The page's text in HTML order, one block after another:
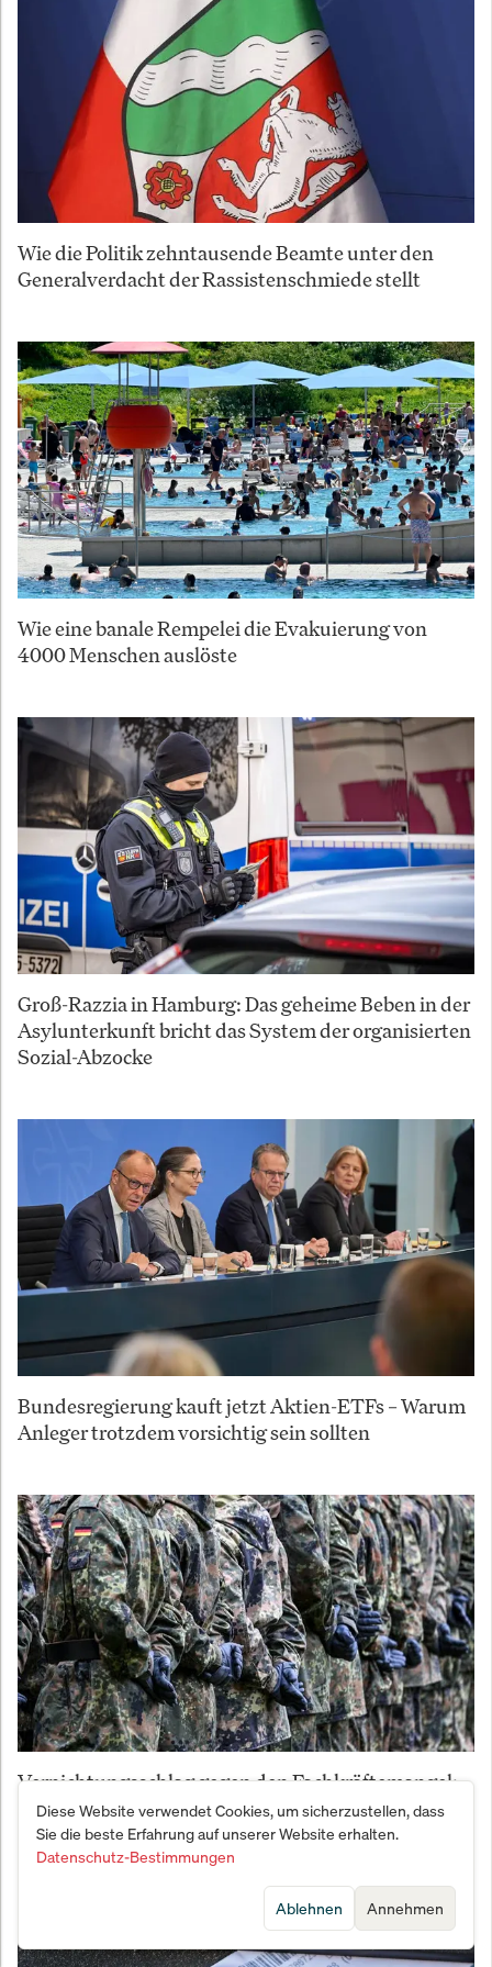
Wie die Politik zehntausende Beamte unter den
Generalverdacht der Rassistenschmiede stellt
Wie eine banale Rempelei die Evakuierung von
4000 Menschen auslöste
Groß-Razzia in Hamburg: Das geheime Beben in der
Asylunterkunft bricht das System der organisierten
Sozial-Abzocke
Bundesregierung kauft jetzt Aktien-ETFs – Warum
Anleger trotzdem vorsichtig sein sollten
Vernichtungsschlag gegen den Fachkräftemangel:
Bundeswehr meldet Bewerber-Beben
Diese Website verwendet Cookies, um sicherzustellen, dass
Sie die beste Erfahrung auf unserer Website erhalten.
Datenschutz-Bestimmungen
Annehmen
Ablehnen